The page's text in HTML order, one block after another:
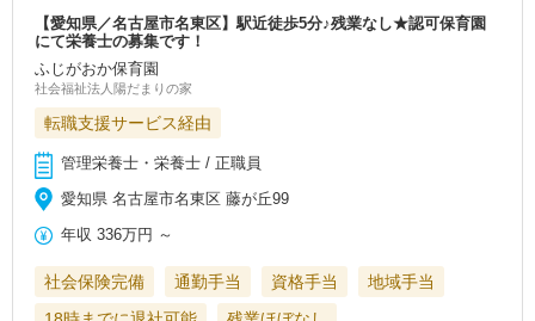
【愛知県／名古屋市名東区】駅近徒歩5分♪残業なし★認可保育園
にて栄養士の募集です！
ふじがおか保育園
社会福祉法人陽だまりの家
転職支援サービス経由
管理栄養士・栄養士 / 正職員
愛知県 名古屋市名東区 藤が丘99
年収 336万円 ～
社会保険完備 通勤手当 資格手当
地域手当